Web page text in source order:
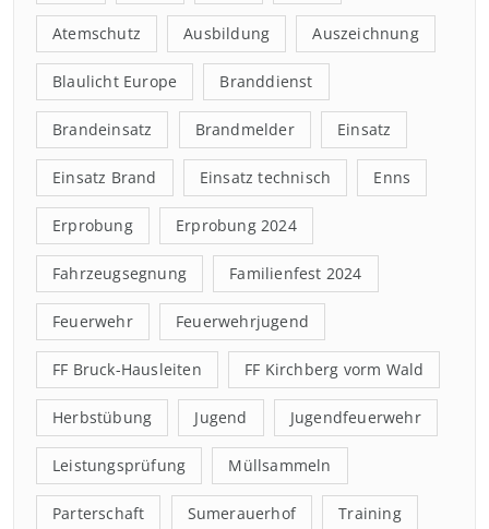
Atemschutz Ausbildung Auszeichnung
Blaulicht Europe Branddienst
Brandeinsatz Brandmelder Einsatz
Einsatz Brand Einsatz technisch Enns
Erprobung Erprobung 2024
Fahrzeugsegnung Familienfest 2024
Feuerwehr Feuerwehrjugend
FF Bruck-Hausleiten FF Kirchberg vorm Wald
Herbstübung Jugend Jugendfeuerwehr
Leistungsprüfung Müllsammeln
Parterschaft Sumerauerhof Training